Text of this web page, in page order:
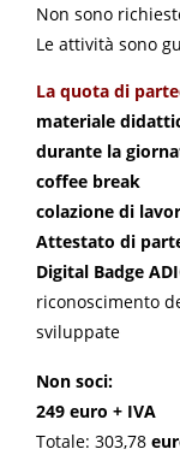
Non sono
Le attività sono
La quota di
materiale
durante la
coffee break
colazione di
Attestato di
Digital Badge
riconoscimento
sviluppate
Non soci:
249 euro + IVA
Totale: 303,78